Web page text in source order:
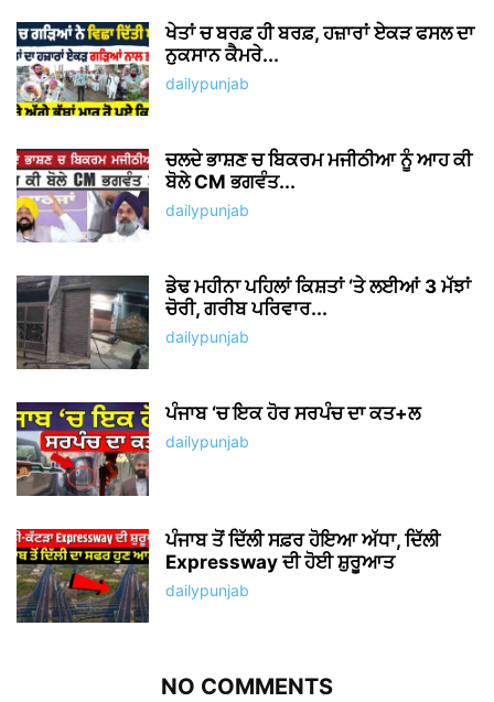
ਖੇਤਾਂ ਚ ਬਰਫ਼ ਹੀ ਬਰਫ਼, ਹਜ਼ਾਰਾਂ ਏਕੜ ਫਸਲ ਦਾ
ਨੁਕਸਾਨ ਕੈਮਰੇ...
dailypunjab
ਚਲਦੇ ਭਾਸ਼ਣ ਚ ਬਿਕਰਮ ਮਜੀਠੀਆ ਨੂੰ ਆਹ ਕੀ
ਬੋਲੇ CM ਭਗਵੰਤ...
dailypunjab
ਡੇਢ ਮਹੀਨਾ ਪਹਿਲਾਂ ਕਿਸ਼ਤਾਂ ‘ਤੇ ਲਈਆਂ 3 ਮੱਝਾਂ
ਚੋਰੀ, ਗਰੀਬ ਪਰਿਵਾਰ...
dailypunjab
ਪੰਜਾਬ ‘ਚ ਇਕ ਹੋਰ ਸਰਪੰਚ ਦਾ ਕਤ+ਲ
dailypunjab
ਪੰਜਾਬ ਤੋਂ ਦਿੱਲੀ ਸਫ਼ਰ ਹੋਇਆ ਅੱਧਾ, ਦਿੱਲੀ
Expressway ਦੀ ਹੋਈ ਸ਼ੁਰੂਆਤ
dailypunjab
NO COMMENTS